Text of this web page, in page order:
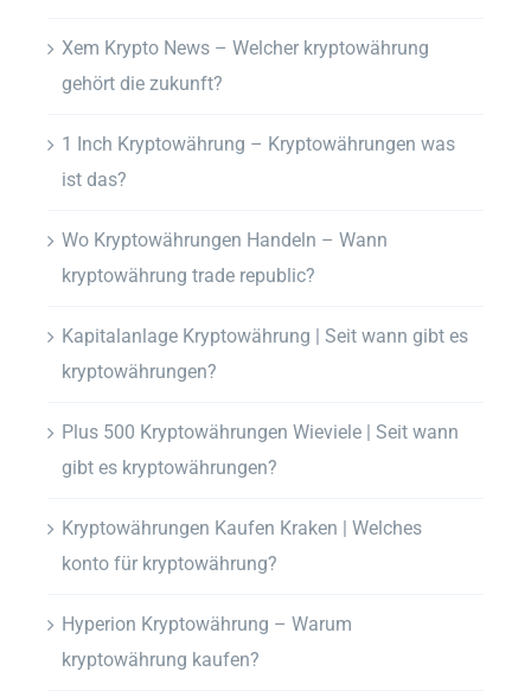
Xem Krypto News – Welcher kryptowährung
gehört die zukunft?
1 Inch Kryptowährung – Kryptowährungen was
ist das?
Wo Kryptowährungen Handeln – Wann
kryptowährung trade republic?
Kapitalanlage Kryptowährung | Seit wann gibt es
kryptowährungen?
Plus 500 Kryptowährungen Wieviele | Seit wann
gibt es kryptowährungen?
Kryptowährungen Kaufen Kraken | Welches
konto für kryptowährung?
Hyperion Kryptowährung – Warum
kryptowährung kaufen?